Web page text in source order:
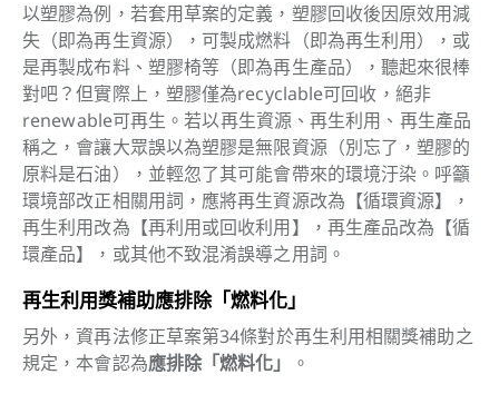
以塑膠為例，若套用草案的定義，塑膠回收後因原效用減
失（即為再生資源），可製成燃料（即為再生利用），或
是再製成布料、塑膠椅等（即為再生產品），聽起來很棒
對吧？但實際上，塑膠僅為recyclable可回收，絕非
renewable可再生。若以再生資源、再生利用、再生產品
稱之，會讓大眾誤以為塑膠是無限資源（別忘了，塑膠的
原料是石油），並輕忽了其可能會帶來的環境汙染。呼籲
環境部改正相關用詞，應將再生資源改為【循環資源】，
再生利用改為【再利用或回收利用】，再生產品改為【循
環產品】，或其他不致混淆誤導之用詞。
再生利用獎補助應排除「燃料化」
另外，資再法修正草案第34條對於再生利用相關獎補助之
規定，本會認為應排除「燃料化」
。